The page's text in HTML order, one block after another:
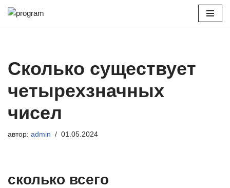
Сколько существует
четырехзначных
чисел
автор: admin 01.05.2024
сколько всего